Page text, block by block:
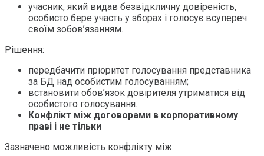
учасник, який видав безвідкличну довіреність,
особисто бере участь у зборах і голосує всупереч
своїм зобов’язанням.
Рішення:
передбачити пріоритет голосування представника
за БД над особистим голосуванням;
встановити обов’язок довірителя утриматися від
особистого голосування.
Конфлікт між договорами в корпоративному
праві і не тільки
Зазначено можливість конфлікту між: